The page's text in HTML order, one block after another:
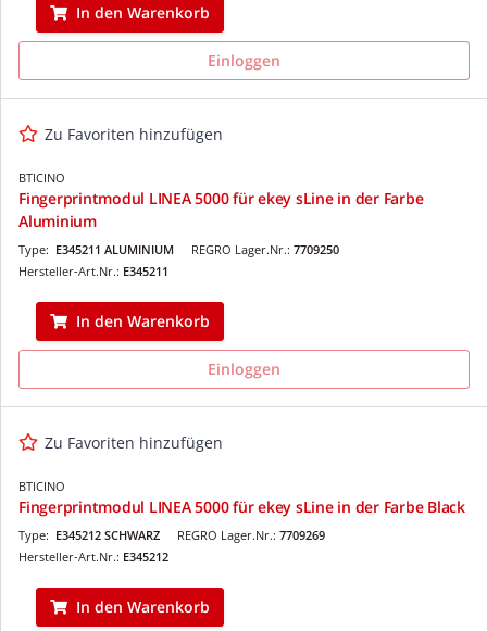
In den Warenkorb
Einloggen
Zu Favoriten hinzufügen
BTICINO
Fingerprintmodul LINEA 5000 für ekey sLine in der Farbe
Aluminium
REGRO Lager.Nr.: 7709250
Type: E345211 ALUMINIUM
Hersteller-Art.Nr.: E345211
In den Warenkorb
Einloggen
Zu Favoriten hinzufügen
BTICINO
Fingerprintmodul LINEA 5000 für ekey sLine in der Farbe Black
REGRO Lager.Nr.: 7709269
Type: E345212 SCHWARZ
Hersteller-Art.Nr.: E345212
In den Warenkorb